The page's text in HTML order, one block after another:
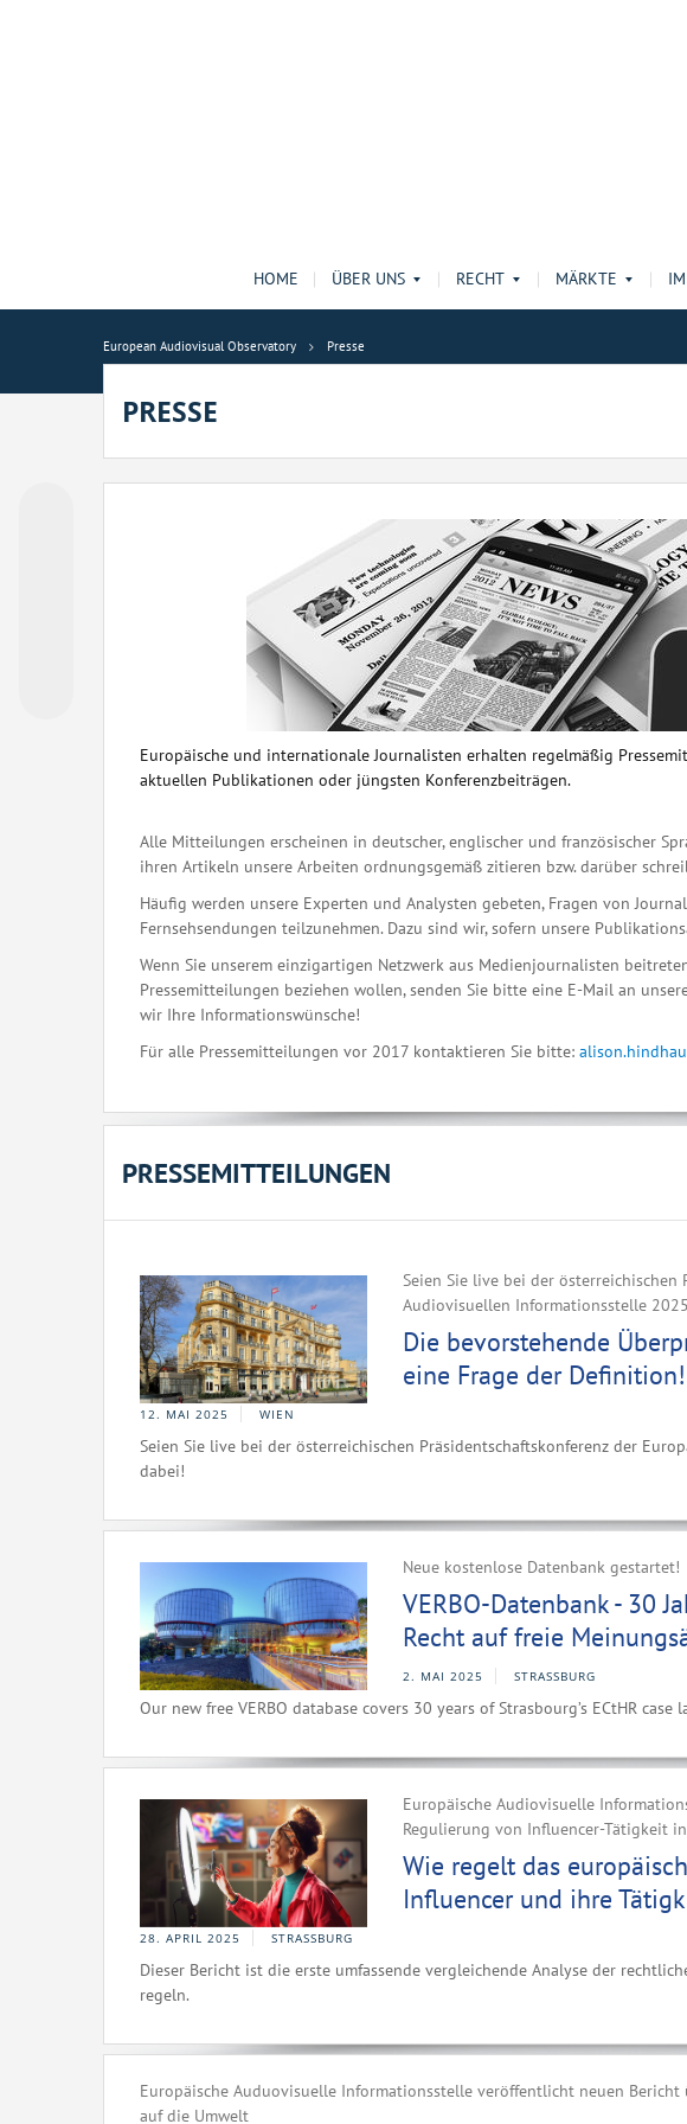
HOME ÜBER UNS RECHT MÄRKTE
European Audiovisual Observatory Presse
PRESSE
Europäische und internationale Journalisten erhalten regelmäßig
aktuellen Publikationen oder jüngsten Konferenzbeiträgen.
Alle Mitteilungen erscheinen in deutscher, englischer und französischer
ihren Artikeln unsere Arbeiten ordnungsgemäß zitieren bzw. darüber
Häufig werden unsere Experten und Analysten gebeten, Fragen von
Fernsehsendungen teilzunehmen. Dazu sind wir, sofern unsere
Wenn Sie unserem einzigartigen Netzwerk aus Medienjournalisten
Pressemitteilungen beziehen wollen, senden Sie bitte eine E-Mail an
wir Ihre Informationswünsche!
Für alle Pressemitteilungen vor 2017 kontaktieren Sie bitte:
PRESSEMITTEILUNGEN
Seien Sie live bei der österreichischen
Audiovisuellen Informationsstelle
Die bevorstehende
eine Frage der Definition!
12. MAI 2025 WIEN
Seien Sie live bei der österreichischen Präsidentschaftskonferenz der
dabei!
Neue kostenlose Datenbank gestartet!
VERBO-Datenbank - 30
Recht auf freie
2. MAI 2025 STRASSBURG
Our new free VERBO database covers 30 years of Strasbourg’s ECtHR
Europäische Audiovisuelle
Regulierung von Influencer-Tätigkeit
Wie regelt das
Influencer und ihre
28. APRIL 2025 STRASSBURG
Dieser Bericht ist die erste umfassende vergleichende Analyse der
regeln.
Europäische Auduovisuelle Informationsstelle veröffentlicht neuen
auf die Umwelt